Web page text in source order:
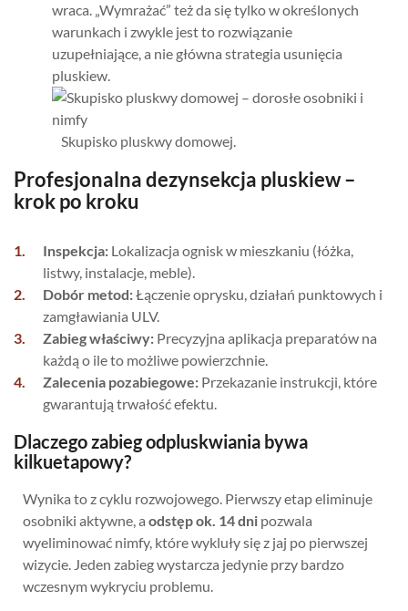
wraca. „Wymrażać” też da się tylko w określonych
warunkach i zwykle jest to rozwiązanie
uzupełniające, a nie główna strategia usunięcia
pluskiew.
Skupisko pluskwy domowej.
Profesjonalna dezynsekcja pluskiew –
krok po kroku
Inspekcja: Lokalizacja ognisk w mieszkaniu (łóżka,
listwy, instalacje, meble).
Dobór metod:Łączenie oprysku, działań punktowych i
zamgławiania ULV.
Zabieg właściwy: Precyzyjna aplikacja preparatów na
każdą o ile to możliwe powierzchnie.
Zalecenia pozabiegowe: Przekazanie instrukcji, które
gwarantują trwałość efektu.
Dlaczego zabieg odpluskwiania bywa
kilkuetapowy?
Wynika to z cyklu rozwojowego. Pierwszy etap eliminuje
osobniki aktywne, a odstęp ok. 14 dni pozwala
wyeliminować nimfy, które wykluły się z jaj po pierwszej
wizycie. Jeden zabieg wystarcza jedynie przy bardzo
wczesnym wykryciu problemu.